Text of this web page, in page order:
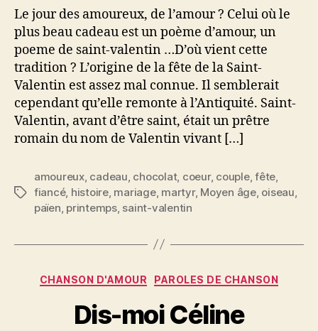
fête
amoureux
Le jour des amoureux, de l’amour ? Celui où le
plus beau cadeau est un poème d’amour, un
poeme de saint-valentin …D’où vient cette
tradition ? L’origine de la fête de la Saint-
Valentin est assez mal connue. Il semblerait
cependant qu’elle remonte à l’Antiquité. Saint-
Valentin, avant d’être saint, était un prêtre
romain du nom de Valentin vivant […]
Étiquettes
amoureux, cadeau chocolat, coeur, couple,fête
fiancé, histoire, mariage, martyr, Moyen âge, oiseau
païen printemps, saint-valentin
Catégories
CHANSON D'AMOUR PAROLES DE CHANSON
Dis-moi Céline